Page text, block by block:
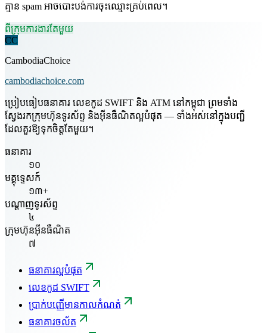
គ្មាន spam អាចបោះបង់ការចុះឈ្មោះគ្រប់ពេល។
ពីក្រុមការងារតែមួយ
CC
CambodiaChoice
cambodiachoice.com
ប្រៀបធៀបធនាគារ លេខកូដ SWIFT និង ATM នៅកម្ពុជា ព្រមទាំង
ស្វែងរកក្រុមហ៊ុនទូរស័ព្ទ និងអ៊ីនធឺណិតល្អបំផុត — ទាំងអស់នៅក្នុងបញ្ជី
ដែលគួរឱ្យទុកចិត្តតែមួយ។
ធនាគារ
១០
មគ្គុទ្ទេសក៍
១៣+
បណ្តាញទូរស័ព្ទ
៤
ក្រុមហ៊ុនអ៊ីនធឺណិត
៧
ធនាគារល្អបំផុត
លេខកូដ SWIFT
ប្រាក់បញ្ញើមានកាលកំណត់
ធនាគារចល័ត